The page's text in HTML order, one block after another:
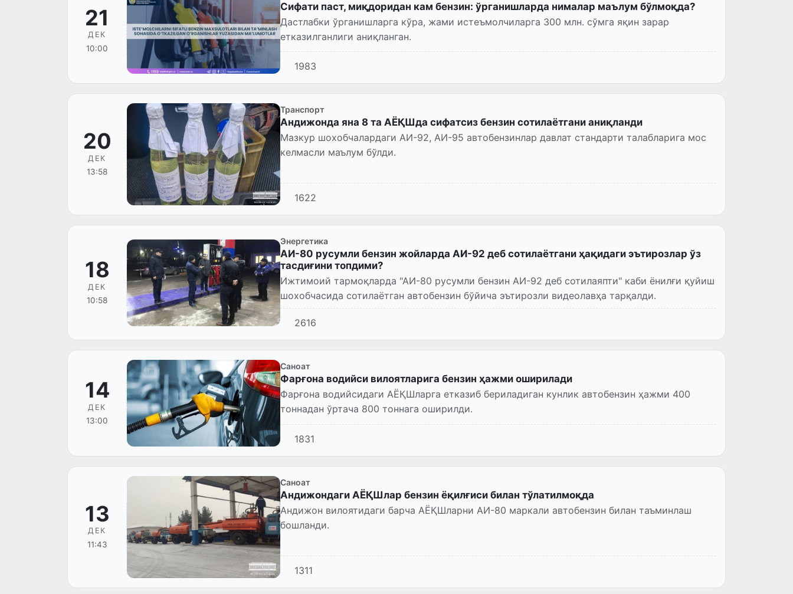
21
ДЕК
10:00
Сифати паст, миқдоридан кам бензин: ўрганишларда нималар маълум бўлмоқда?
Дастлабки ўрганишларга кўра, жами истеъмолчиларга 300 млн. сўмга яқин зарар
етказилганлиги аниқланган.
1983
20
ДЕК
13:58
Транспорт
Андижонда яна 8 та АЁҚШда сифатсиз бензин сотилаётгани аниқланди
Мазкур шохобчалардаги АИ-92, АИ-95 автобензинлар давлат стандарти талабларига мос
келмасли маълум бўлди.
1622
18
ДЕК
10:58
Энергетика
АИ-80 русумли бензин жойларда АИ-92 деб сотилаётгани ҳақидаги эътирозлар ўз
тасдиғини топдими?
Ижтимоий тармоқларда "АИ-80 русумли бензин АИ-92 деб сотилаяпти" каби ёнилғи қуйиш
шохобчасида сотилаётган автобензин бўйича эътирозли видеолавҳа тарқалди.
2616
14
ДЕК
13:00
Саноат
Фарғона водийси вилоятларига бензин ҳажми оширилади
Фарғона водийсидаги АЁҚШларга етказиб бериладиган кунлик автобензин ҳажми 400
тоннадан ўртача 800 тоннага оширилди.
1831
13
ДЕК
11:43
Саноат
Андижондаги АЁҚШлар бензин ёқилғиси билан тўлатилмоқда
Андижон вилоятидаги барча АЁҚШларни АИ-80 маркали автобензин билан таъминлаш
бошланди.
1311